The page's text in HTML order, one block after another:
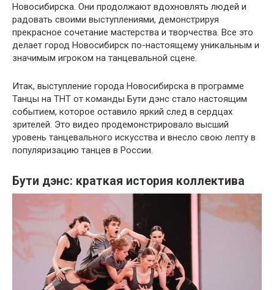
Новосибирска. Они продолжают вдохновлять людей и
радовать своими выступлениями, демонстрируя
прекрасное сочетание мастерства и творчества. Все это
делает город Новосибирск по-настоящему уникальным и
значимым игроком на танцевальной сцене.
Итак, выступление города Новосибирска в программе
Танцы на ТНТ от команды Бути дэнс стало настоящим
событием, которое оставило яркий след в сердцах
зрителей. Это видео продемонстрировало высший
уровень танцевального искусства и внесло свою лепту в
популяризацию танцев в России.
Бути дэнс: краткая история коллектива